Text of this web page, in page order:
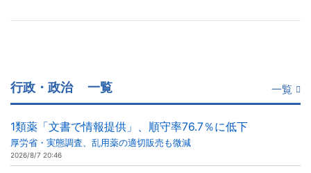
行政・政治 一覧 一覧
1類薬「文書で情報提供」、順守率76.7％に低下
厚労省・実態調査、乱用薬の適切販売も微減
2026/8/7 20:46